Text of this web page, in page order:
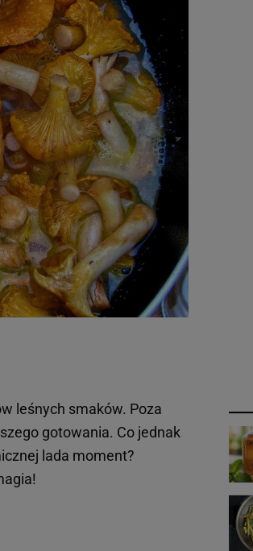
leśnych smaków. Poza
gotowania. Co jednak
lada moment?